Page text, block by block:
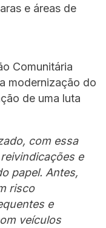
e áreas de
Comunitária
modernização do
de uma luta
com essa
e
papel. Antes,
risco
e
veículos